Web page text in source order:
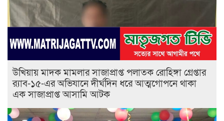
উখিয়ায় মাদক মামলার সাজাপ্রাপ্ত পলাতক রোহিঙ্গা গ্রেপ্তার
র‌্যাব-১৫-এর অভিযানে দীর্ঘদিন ধরে আত্মগোপনে থাকা
এক সাজাপ্রাপ্ত আসামি আটক